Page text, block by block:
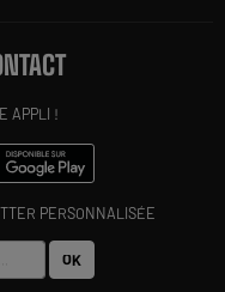
APPLI !
PERSONNALISÉE
OK